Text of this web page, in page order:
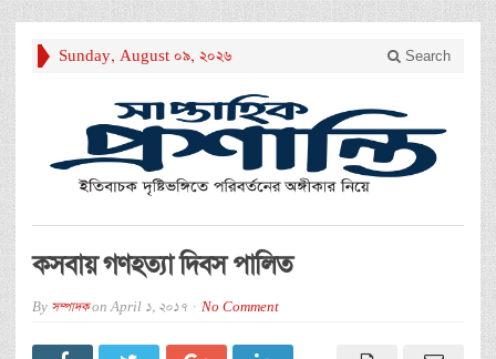
Sunday, August 09, 2026 Search
কসবায় গণহত্যা দিবস পালিত
By সম্পাদকonApril 1, 2017 No Comment